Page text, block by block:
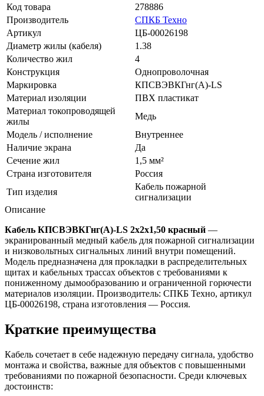
Код товара
278886
Производитель
СПКБ Техно
Артикул
ЦБ-00026198
Диаметр жилы (кабеля)
1.38
Количество жил
4
Конструкция
Однопроволочная
Маркировка
КПСВЭВКГнг(A)-LS
Материал изоляции
ПВХ пластикат
Материал токопроводящей
жилы
Медь
Модель / исполнение
Внутреннее
Наличие экрана
Да
Сечение жил
1,5 мм²
Страна изготовителя
Россия
Тип изделия
Кабель пожарной
сигнализации
Описание
Кабель КПСВЭВКГнг(А)-LS 2х2х1,50 красный —
экранированный медный кабель для пожарной сигнализации
и низковольтных сигнальных линий внутри помещений.
Модель предназначена для прокладки в распределительных
щитах и кабельных трассах объектов с требованиями к
пониженному дымообразованию и ограниченной горючести
материалов изоляции. Производитель: СПКБ Техно, артикул
ЦБ-00026198, страна изготовления — Россия.
Краткие преимущества
Кабель сочетает в себе надежную передачу сигнала, удобство
монтажа и свойства, важные для объектов с повышенными
требованиями по пожарной безопасности. Среди ключевых
достоинств: